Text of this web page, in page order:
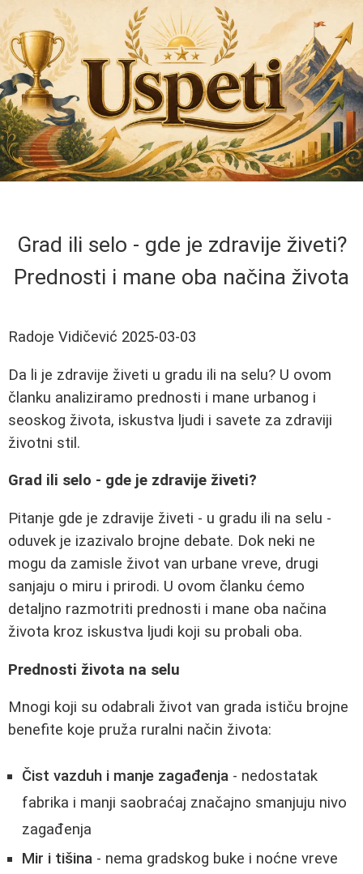
Grad ili selo - gde je zdravije živeti?
Prednosti i mane oba načina života
Radoje Vidičević 2025-03-03
Da li je zdravije živeti u gradu ili na selu? U ovom
članku analiziramo prednosti i mane urbanog i
seoskog života, iskustva ljudi i savete za zdraviji
životni stil.
Grad ili selo - gde je zdravije živeti?
Pitanje gde je zdravije živeti - u gradu ili na selu -
oduvek je izazivalo brojne debate. Dok neki ne
mogu da zamisle život van urbane vreve, drugi
sanjaju o miru i prirodi. U ovom članku ćemo
detaljno razmotriti prednosti i mane oba načina
života kroz iskustva ljudi koji su probali oba.
Prednosti života na selu
Mnogi koji su odabrali život van grada ističu brojne
benefite koje pruža ruralni način života:
Čist vazduh i manje zagađenja - nedostatak
fabrika i manji saobraćaj značajno smanjuju nivo
zagađenja
Mir i tišina - nema gradskog buke i noćne vreve